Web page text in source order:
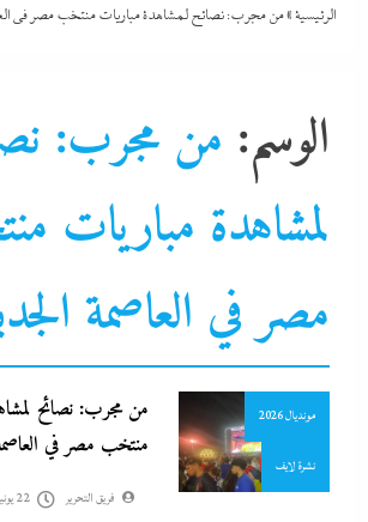
الرئيسية»من مجرب: نصائح لمشاهدة مباريات منتخب مصر في
الوسم: من مجرب:
لمشاهدة مباريات
مصر في العاصمة
ألبومات جاءنا الآن
مونديال 2026
نشرة لايف
من مجرب: نصائح
منتخب مصر في
فريق التحرير 22 يونيو، 2026